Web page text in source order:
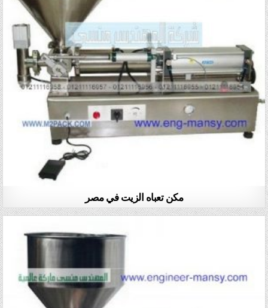
مكن تعباه الزيت في مصر